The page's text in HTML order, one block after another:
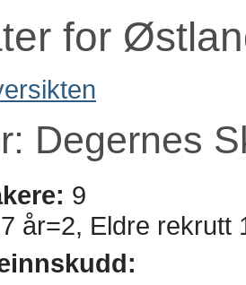
for
Degernes
9
år=2, Eldre